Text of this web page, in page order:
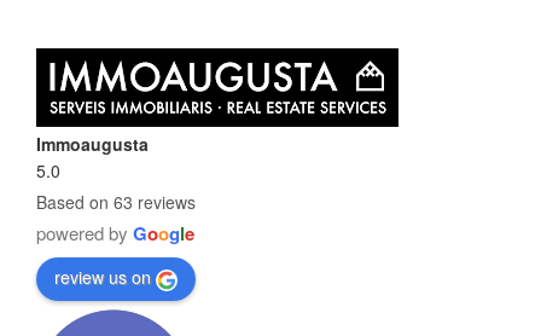
Immoaugusta
5.0
Based on 63 reviews
powered by Google
review us on